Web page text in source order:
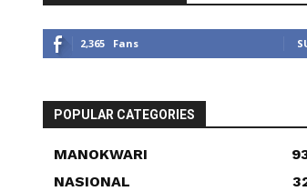
2,365 Fans
POPULAR CATEGORIES
MANOKWARI
NASIONAL